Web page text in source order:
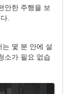
안한 주행을 보
.
몇 분 안에 설
소가 필요 없습